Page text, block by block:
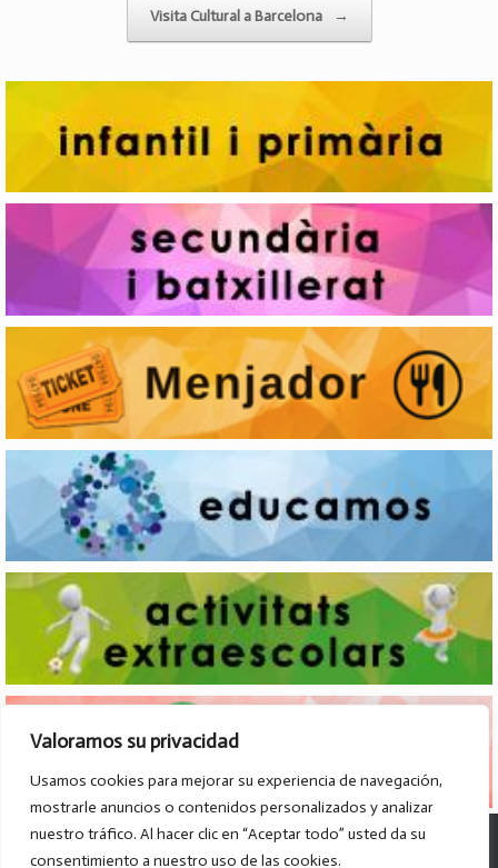
Valoramos su privacidad
Usamos cookies para mejorar su experiencia de navegación,
mostrarle anuncios o contenidos personalizados y analizar
nuestro tráfico. Al hacer clic en “Aceptar todo” usted da su
consentimiento a nuestro uso de las cookies.
Visita Cultural a Barcelona →
© Col·legi Parroquial D. José Lluch - 2026